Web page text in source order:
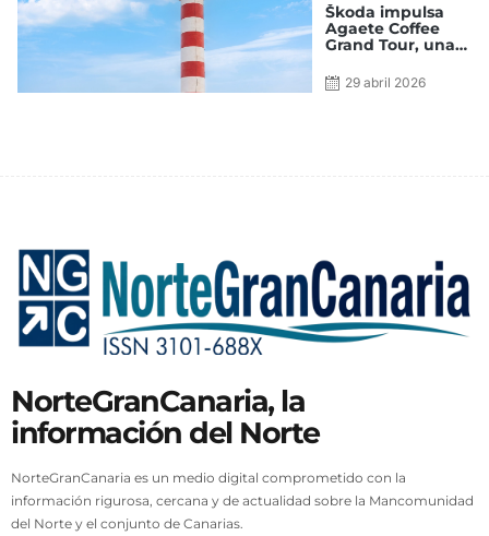
Škoda impulsa
Agaete Coffee
Grand Tour, una
que conecta
movilidad
29 abril 2026
NorteGranCanaria, la
información del Norte
NorteGranCanaria es un medio digital comprometido con la
información rigurosa, cercana y de actualidad sobre la Mancomunidad
del Norte y el conjunto de Canarias.